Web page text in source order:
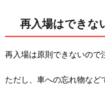
再入場はできな
再入場は原則できないので
ただし、車への忘れ物など